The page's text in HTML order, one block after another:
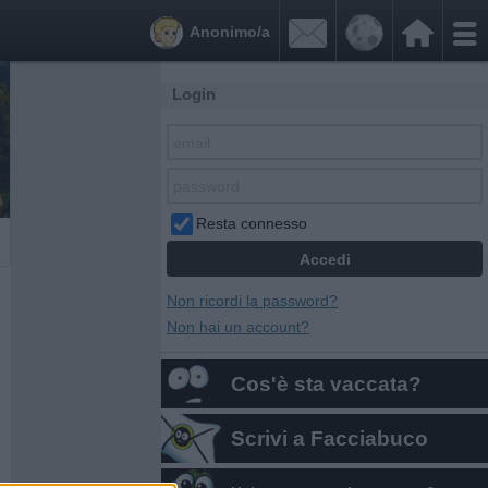


Anonimo/a
Login
Resta connesso
Non ricordi la password?
Non hai un account?
Cos'è sta vaccata?
Scrivi a Facciabuco